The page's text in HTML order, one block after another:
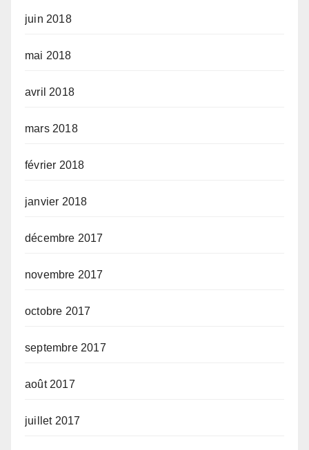
juin 2018
mai 2018
avril 2018
mars 2018
février 2018
janvier 2018
décembre 2017
novembre 2017
octobre 2017
septembre 2017
août 2017
juillet 2017